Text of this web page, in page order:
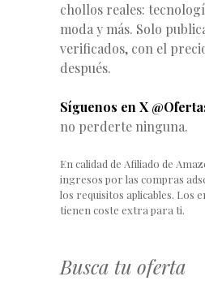
chollos reales:
moda y más. Solo
verificados, con el
después.
Síguenos en X
no perderte ninguna.
En calidad de Afiliado de
ingresos por las compras
los requisitos aplicables. Los
tienen coste extra para ti.
Busca tu oferta